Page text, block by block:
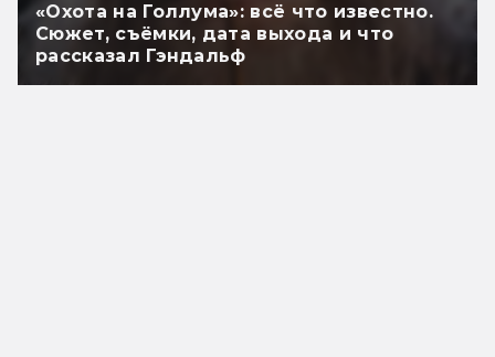
«Охота на Голлума»: всё что известно.
Сюжет, съёмки, дата выхода и что
рассказал Гэндальф